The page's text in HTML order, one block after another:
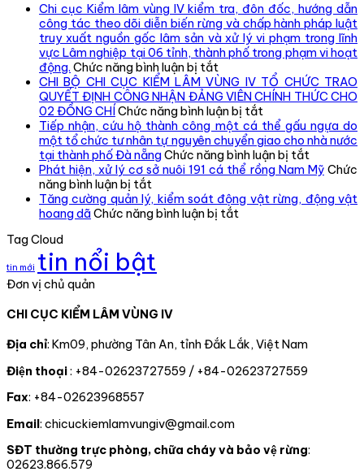
Chi cục Kiểm lâm vùng IV kiểm tra, đôn đốc, hướng dẫn
công tác theo dõi diễn biến rừng và chấp hành pháp luật
truy xuất nguồn gốc lâm sản và xử lý vi phạm trong lĩnh
vực Lâm nghiệp tại 06 tỉnh, thành phố trong phạm vi hoạt
động. Chức năng bình luận bị tắt
Chi
cục
Kiểm
lâm
vùng
IV
kiểm
đôn
đốc,
rừng
chấp
truy
xuất
CHI BỘ CHI CỤC KIỂM LÂM VÙNG IV TỔ CHỨC TRAO
QUYẾT ĐỊNH CÔNG NHẬN ĐẢNG VIÊN CHÍNH THỨC CHO
02 ĐỒNG CHÍChức năng bình luận bị tắt
CHI
BỘ
CHI
CỤC
LÂM
ĐẢNG
CHÍNH
CHÍ
Tiếp nhận, cứu hộ thành công một cá thể gấu ngựa do
một tổ chức tư nhân tự nguyên chuyển giao cho nhà nước
tại thành phố Đà nẵngChức năng bình luận bị tắt
Tiếp
cứu
chuyển
Phát hiện, xử lý cơ sở nuôi 191 cá thể rồng Nam Mỹ Chức
năng bình luận bị tắt
Phát
hiện,
cơ
sở
cá
rồng
Mỹ
Tăng cường quản lý, kiểm soát động vật rừng, động vật
hoang dãChức năng bình luận bị tắt
rừng,
vật
Tag Cloud
tin mới tin nổi bật
Đơn vị chủ quản
CHI CỤC KIỂM LÂM VÙNG IV
Địa chỉ: Km09, phường Tân An, tỉnh Đắk Lắk, Việt Nam
Điện thoại: +84-02623727559 / +84-02623727559
Fax: +84-02623968557
Email: chicuckiemlamvungiv@gmail.com
SĐT thường trực phòng, chữa cháy và bảo vệ rừng:
02623.866.579